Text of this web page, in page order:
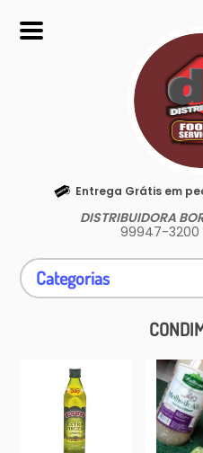
Somos uma loja expecialista em
produtos para sua lancheria,
restaurantes e delivery.
(53) 99947-3200
borgeshahn@yahoo.com.br
REDES SOCIAIS
Entrega Grátis em
DISTRIBUIDORA
99947-3200
Categorias